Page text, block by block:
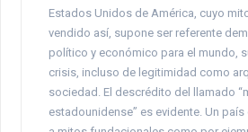
Estados Unidos de América, cuyo
vendido así, supone ser referente
político y económico para el mundo,
crisis, incluso de legitimidad como
sociedad. El descrédito del llamado
estadounidense” es evidente. Un